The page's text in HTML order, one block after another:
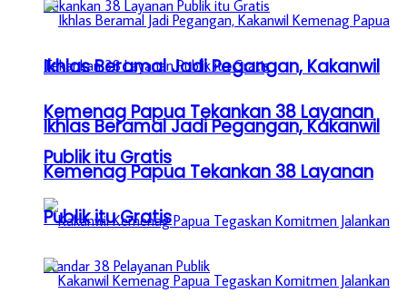
Ikhlas Beramal Jadi Pegangan, Kakanwil
Kemenag Papua Tekankan 38 Layanan
Publik itu Gratis
Ikhlas Beramal Jadi Pegangan, Kakanwil
Kemenag Papua Tekankan 38 Layanan
Publik itu Gratis